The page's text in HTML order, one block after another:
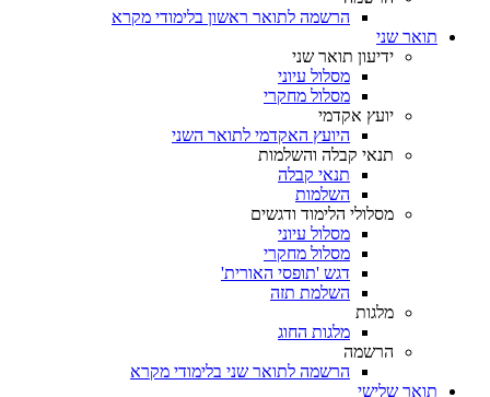
הרשמה לתואר ראשון בלימודי מקרא
תואר שני
ידיעון תואר שני
מסלול עיוני
מסלול מחקרי
יועץ אקדמי
היועץ האקדמי לתואר השני
תנאי קבלה והשלמות
תנאי קבלה
השלמות
מסלולי הלימוד ודגשים
מסלול עיוני
מסלול מחקרי
דגש 'תופסי האורית'
השלמת תזה
מלגות
מלגות החוג
הרשמה
הרשמה לתואר שני בלימודי מקרא
תואר שלישי